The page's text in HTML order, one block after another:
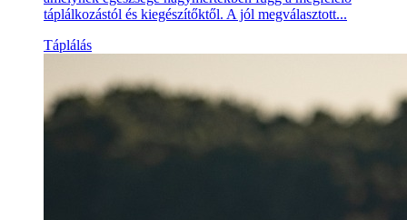
táplálkozástól és kiegészítőktől. A jól megválasztott...
Táplálás